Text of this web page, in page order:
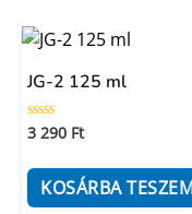
JG-2 125 ml
Értékelés:
5
3 290 Ft
KOSÁRBA